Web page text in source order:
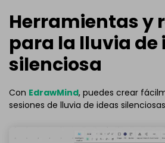
Herramientas y
para la lluvia de
silenciosa
Con EdrawMind, puedes crear
sesiones de lluvia de ideas